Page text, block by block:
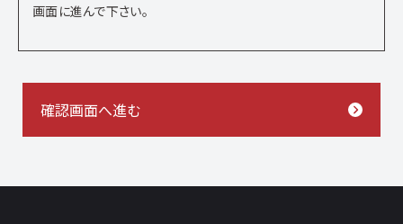
画面に進んで下さい。